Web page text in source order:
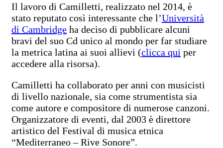
Il lavoro di Camilletti, realizzato nel 2014, è
stato reputato così interessante che l’Università
di Cambridge ha deciso di pubblicare alcuni
bravi del suo Cd unico al mondo per far studiare
la metrica latina ai suoi allievi (clicca qui per
accedere alla risorsa).
Camilletti ha collaborato per anni con musicisti
di livello nazionale, sia come strumentista sia
come autore e compositore di numerose canzoni.
Organizzatore di eventi, dal 2003 è direttore
artistico del Festival di musica etnica
“Mediterraneo – Rive Sonore”.